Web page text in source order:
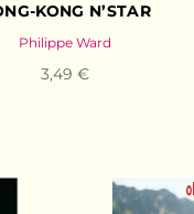
KONG N’STAR
Philippe Ward
3,49 €